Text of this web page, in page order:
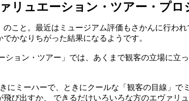
リュエーション・ツアー・プロ
こと。最近はミュージアム評価もさかんに行われ
かなりちがった結果になるようです。
ョン・ツアー」では、あくまで観客の立場に立
ミーハーで、ときにクールな「観客の目線」で
び出すか、 できるだけいろいろな方のエヴァリ